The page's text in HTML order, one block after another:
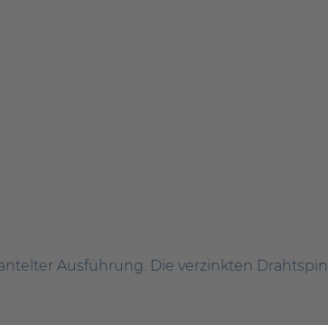
Ausführung. Die verzinkten